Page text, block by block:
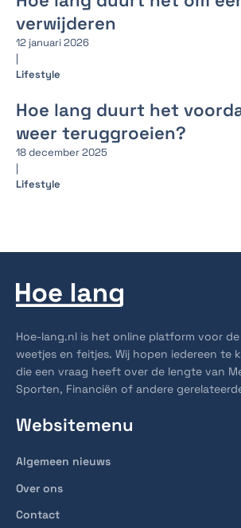
verwijderen
12 januari 2026
Lifestyle
Hoe lang duurt het
weer teruggroeien?
18 december 2025
Lifestyle
Hoe-lang.nl is het online platform voor
weetjes en feitjes. Wij hopen iedereen te
die een vraag heeft over de lengte van
Sporten, Financiën of andere
Websitemenu
Algemeen nieuws
Over ons
Contact